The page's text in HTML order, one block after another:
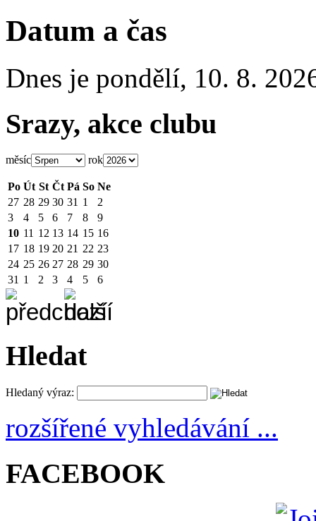
Datum a čas
Dnes je pondělí, 10. 8.
Srazy, akce clubu
měsíc rok
Po Út St Čt Pá So Ne
27 28 29 30 31 1
2
3
4 5 6 7 8
9
10 11 12 13 14 15 16
17 18 19 20 21 22 23
24 25 26 27 28 29 30
31 1 2 3 4 5 6
Hledat
Hledaný výraz:
rozšířené vyhledávání ...
FACEBOOK